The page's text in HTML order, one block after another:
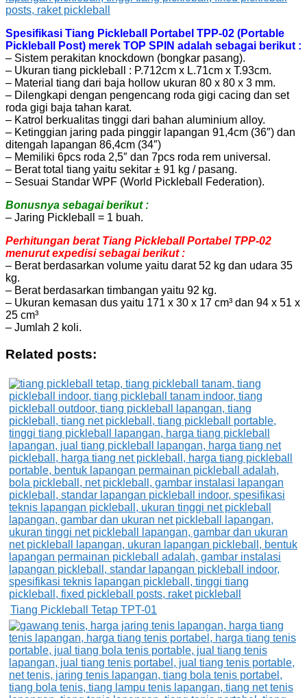
Spesifikasi Tiang Pickleball Portabel TPP-02 (Portable
Pickleball Post) merek TOP SPIN adalah sebagai berikut :
– Sistem perakitan knockdown (bongkar pasang).
– Ukuran tiang pickleball : P.712cm x L.71cm x T.93cm.
– Material tiang dari baja hollow ukuran 80 x 80 x 3 mm.
– Dilengkapi dengan pengencang roda gigi cacing dan set
roda gigi baja tahan karat.
– Katrol berkualitas tinggi dari bahan aluminium alloy.
– Ketinggian jaring pada pinggir lapangan 91,4cm (36″) dan
ditengah lapangan 86,4cm (34″)
– Memiliki 6pcs roda 2,5″ dan 7pcs roda rem universal.
– Berat total tiang yaitu sekitar ± 91 kg / pasang.
– Sesuai Standar WPF (World Pickleball Federation).
Bonusnya sebagai berikut :
– Jaring Pickleball = 1 buah.
Perhitungan berat Tiang Pickleball Portabel TPP-02
menurut expedisi sebagai berikut :
– Berat berdasarkan volume yaitu darat 52 kg dan udara 35
kg.
– Berat berdasarkan timbangan yaitu 92 kg.
– Ukuran kemasan dus yaitu 171 x 30 x 17 cm³ dan 94 x 51 x
25 cm³
– Jumlah 2 koli.
Related posts:
Tiang Pickleball Tetap TPT-01